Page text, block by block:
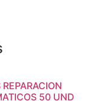
REPARACION
50 UND